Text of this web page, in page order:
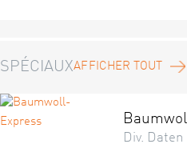
SPÉCIAUXAFFICHER TOUT
Div. Daten